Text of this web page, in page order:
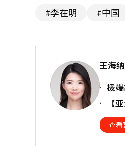
#李在明 #中国
王海纳
极
【
查看